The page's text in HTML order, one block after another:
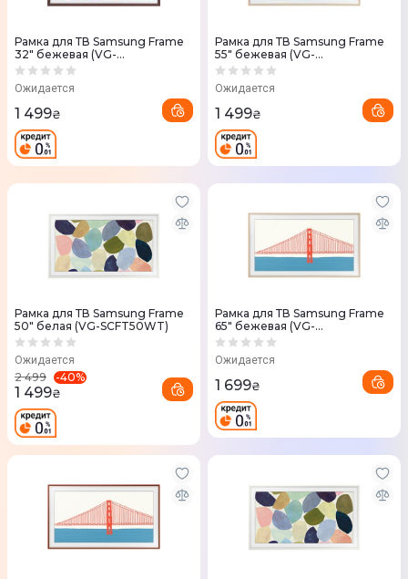
Рамка для ТВ Samsung Frame
32" бежевая (VG-
SCFC32BWBRU)
Ожидается
1 499₴
Рамка для ТВ Samsung Frame
55" бежевая (VG-
SCFA55BEBRU)
Ожидается
1 499₴
Рамка для ТВ Samsung Frame
50" белая (VG-SCFT50WT)
Ожидается
2 499 -40%
1 499₴
Рамка для ТВ Samsung Frame
65" бежевая (VG-
SCFA65BEBRU)
Ожидается
1 699₴